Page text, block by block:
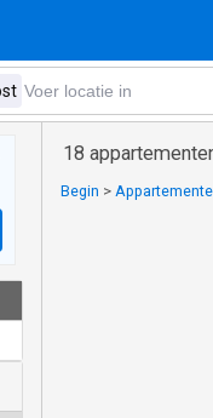
18
Begin >